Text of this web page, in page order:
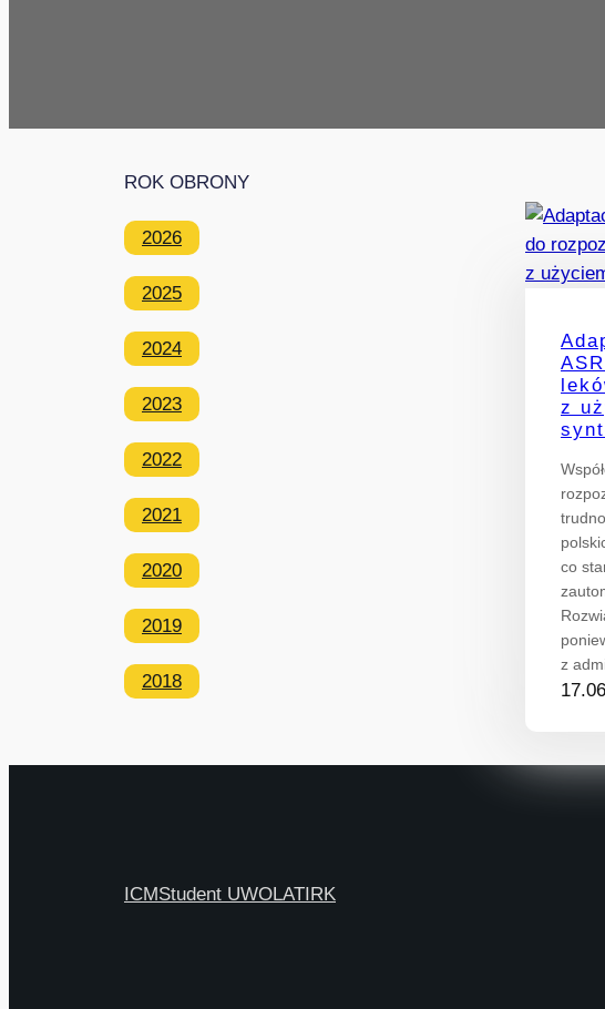
ROK OBRONY
2026
2025
2024
2023
2022
2021
2020
2019
2018
z
co
z
ICMStudent UWOLAT IRK